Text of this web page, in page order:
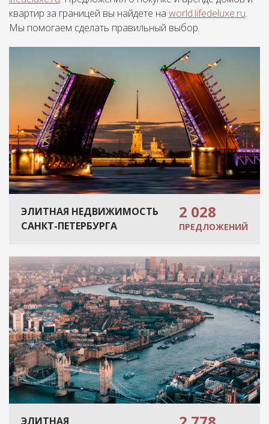
квартир за границей вы найдете на world.lifedeluxe.ru.
Мы помогаем сделать правильный выбор.
ЭЛИТНАЯ НЕДВИЖИМОСТЬ
САНКТ-ПЕТЕРБУРГА
2 028
ПРЕДЛОЖЕНИЙ
ЭЛИТНАЯ